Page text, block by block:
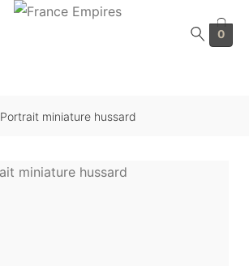
0
Portrait miniature hussard